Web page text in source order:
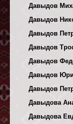
Давыдов
Давыдов
Давыдов
Давыдов
Давыдов
Давыдов
Давыдов
Давыдова
Давыдова